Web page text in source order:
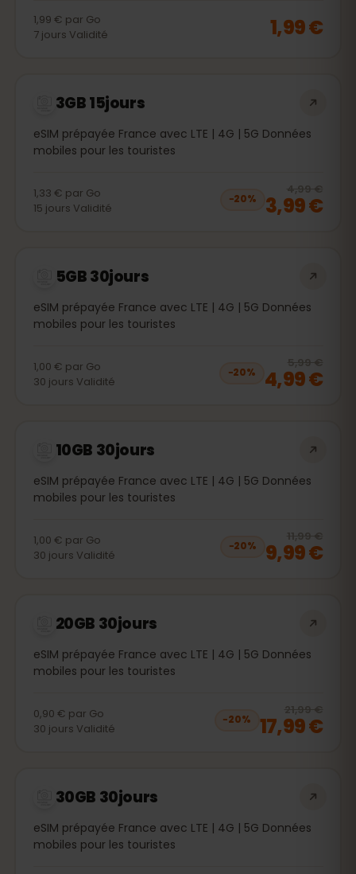
1,99 € par Go
7 jours Validité 1,99 €
3GB 15jours
eSIM prépayée France avec LTE | 4G | 5G Données
mobiles pour les touristes
1,33 € par Go
15 jours Validité
−20%
4,99 €
3,99 €
5GB 30jours
eSIM prépayée France avec LTE | 4G | 5G Données
mobiles pour les touristes
1,00 € par Go
30 jours Validité
−20%
5,99 €
4,99 €
10GB 30jours
eSIM prépayée France avec LTE | 4G | 5G Données
mobiles pour les touristes
1,00 € par Go
30 jours Validité
−20%
11,99 €
9,99 €
20GB 30jours
eSIM prépayée France avec LTE | 4G | 5G Données
mobiles pour les touristes
0,90 € par Go
30 jours Validité
−20%
21,99 €
17,99 €
30GB 30jours
eSIM prépayée France avec LTE | 4G | 5G Données
mobiles pour les touristes